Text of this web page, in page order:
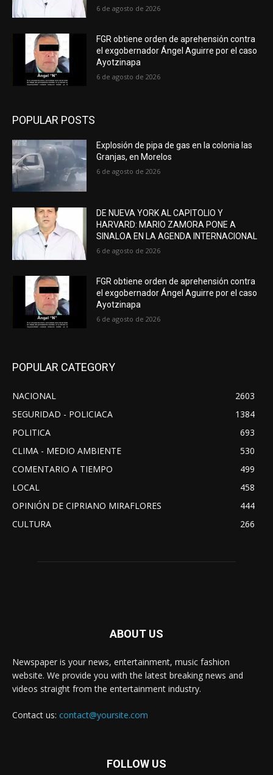
6 de agosto de 2026
FGR obtiene orden de aprehensión contra
el exgobernador Ángel Aguirre por el caso
Ayotzinapa
6 de agosto de 2026
POPULAR POSTS
Explosión de pipa de gas en la colonia las
Granjas, en Morelos
6 de agosto de 2026
DE NUEVA YORK AL CAPITOLIO Y
HARVARD: MARIO ZAMORA PONE A
SINALOA EN LA AGENDA INTERNACIONAL
6 de agosto de 2026
FGR obtiene orden de aprehensión contra
el exgobernador Ángel Aguirre por el caso
Ayotzinapa
6 de agosto de 2026
POPULAR CATEGORY
NACIONAL
2603
SEGURIDAD - POLICIACA
1384
POLITICA
693
CLIMA - MEDIO AMBIENTE
530
COMENTARIO A TIEMPO
499
LOCAL
458
OPINIÓN DE CIPRIANO MIRAFLORES
444
CULTURA
266
ABOUT US
Newspaper is your news, entertainment, music fashion
website. We provide you with the latest breaking news and
videos straight from the entertainment industry.
Contact us: contact@yoursite.com
FOLLOW US